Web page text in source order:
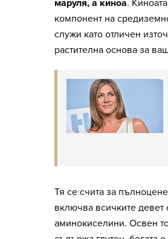
маруля, а киноа.
компонент на
служи като отличен
растителна основа за
Тя се счита за
включва всичките девет
аминокиселини. Освен